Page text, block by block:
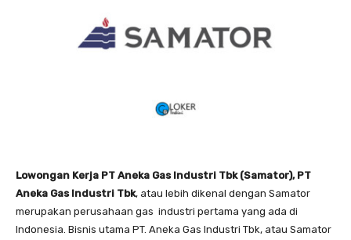
Lowongan Kerja PT Aneka Gas Industri Tbk (Samator), PT
Aneka Gas Industri Tbk, atau lebih dikenal dengan Samator
merupakan perusahaan gas industri pertama yang ada di
Indonesia. Bisnis utama PT. Aneka Gas Industri Tbk, atau Samator